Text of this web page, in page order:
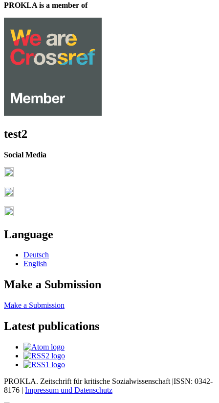
PROKLA is a member of
test2
Social Media
Language
Deutsch
English
Make a Submission
Make a Submission
Latest publications
PROKLA. Zeitschrift für kritische Sozialwissenschaft |ISSN: 0342-
8176 | Impressum und Datenschutz